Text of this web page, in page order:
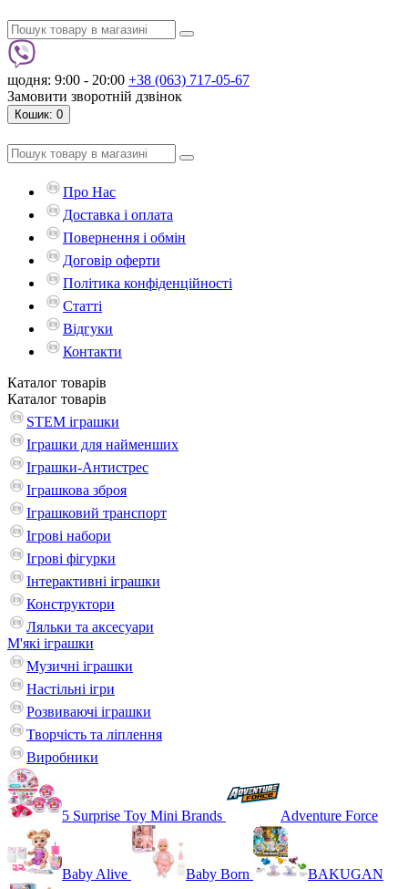
щодня: 9:00 - 20:00 +38 (063) 717-05-67
Замовити зворотній дзвінок
Кошик: 0
Про Нас
Доставка і оплата
Повернення і обмін
Договір оферти
Політика конфіденційності
Статті
Відгуки
Контакти
Каталог товарів
Каталог товарів
STEM іграшки
Іграшки для найменших
Іграшки-Антистрес
Іграшкова зброя
Іграшковий транспорт
Ігрові набори
Ігрові фігурки
Інтерактивні іграшки
Конструктори
Ляльки та аксесуари
М'які іграшки
Музичні іграшки
Настільні iгри
Розвиваючі іграшки
Творчість та ліплення
Виробники
5 Surprise Toy Mini Brands Adventure Force
Baby Alive Baby Born BAKUGAN